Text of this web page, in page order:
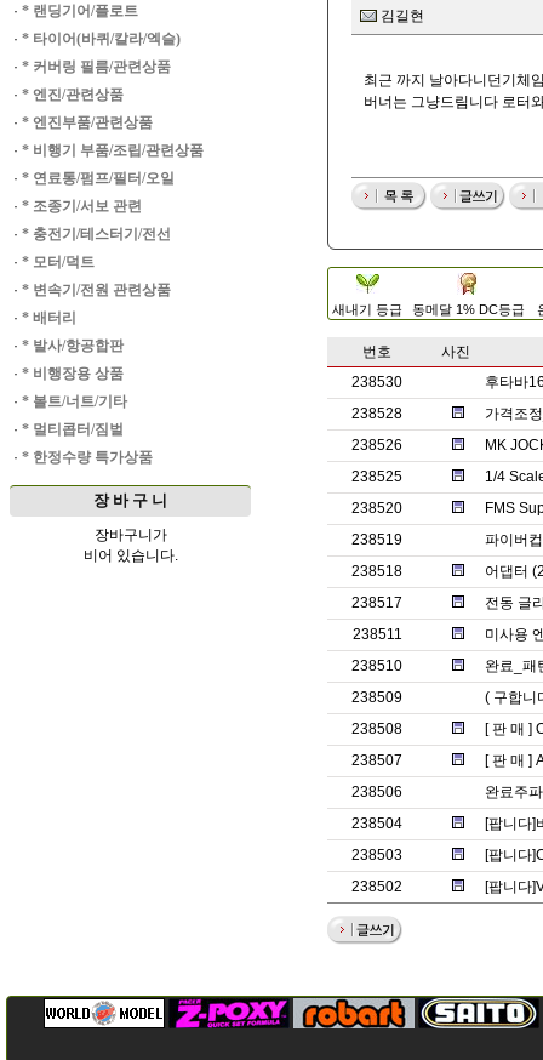
· * 랜딩기어/플로트
· * 타이어(바퀴/칼라/엑슬)
· * 커버링 필름/관련상품
· * 엔진/관련상품
· * 엔진부품/관련상품
· * 비행기 부품/조립/관련상품
· * 연료통/펌프/필터/오일
· * 조종기/서보 관련
· * 충전기/테스터기/전선
· * 모터/덕트
· * 변속기/전원 관련상품
· * 배터리
· * 발사/항공합판
· * 비행장용 상품
· * 볼트/너트/기타
· * 멀티콥터/짐벌
· * 한정수량 특가상품
장 바 구 니
장바구니가
비어 있습니다.
김길현
최근 까지 날아다니던기체
버너는 그냥드림니다 로터
새내기 등급 동메달 1% DC등급
번호
사진
238530
후타바
238528
가격조
238526
MK
238525
1/4
238520
FMS
238519
파이버
238518
어댑터
238517
전동 글
238511
미사용
238510
완료_패
238509
( 구합니
238508
[ 판 매 ]
238507
[ 판 매 ]
238506
완료주
238504
[팝니다]
238503
[팝니다
238502
[팝니다